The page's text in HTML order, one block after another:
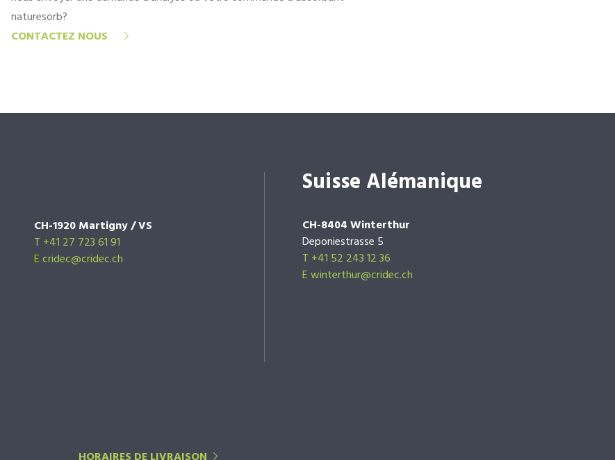
naturesorb?
CONTACTEZ NOUS
CH-1920 Martigny / VS
T +41 27 723 61 91
Ecridec@cridec.ch
Suisse Alémanique
CH-8404 Winterthur
Deponiestrasse 5
T +41 52 243 12 36
E winterthur@cridec.ch